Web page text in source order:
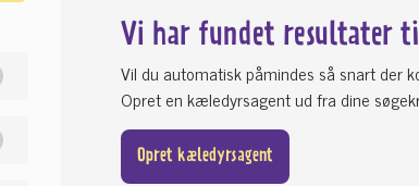
Vi har fundet resultater
Vil du automatisk påmindes så snart der
Opret en kæledyrsagent ud fra dine
Opret kæledyrsagent